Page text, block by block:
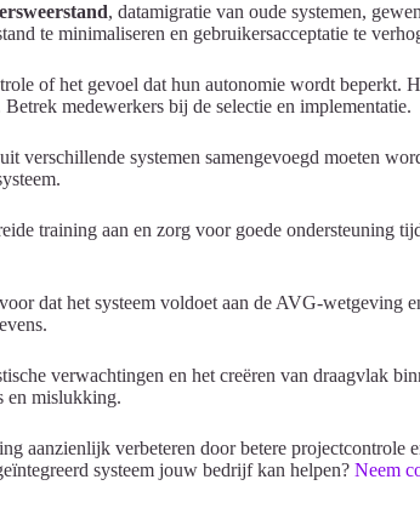
, datamigratie van oude systemen,
te minimaliseren en gebruikersacceptatie te
of het gevoel dat hun autonomie wordt
medewerkers bij de selectie en implementatie.
verschillende systemen samengevoegd moeten
training aan en zorg voor goede ondersteuning
dat het systeem voldoet aan de AVG-
verwachtingen en het creëren van draagvlak
en mislukking.
aanzienlijk verbeteren door betere projectcontrole
systeem jouw bedrijf kan helpen? Neem